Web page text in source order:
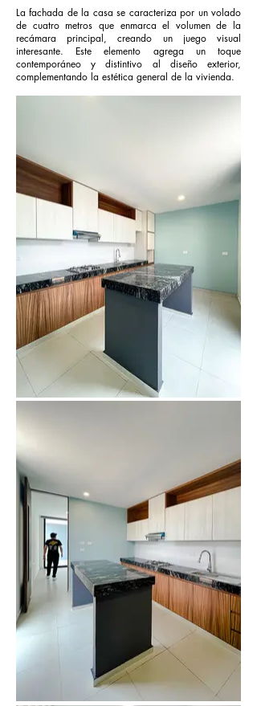
La fachada de la casa se caracteriza por un volado
de cuatro metros que enmarca el volumen de la
recámara principal, creando un juego visual
interesante. Este elemento agrega un toque
contemporáneo y distintivo al diseño exterior,
complementando la estética general de la vivienda.